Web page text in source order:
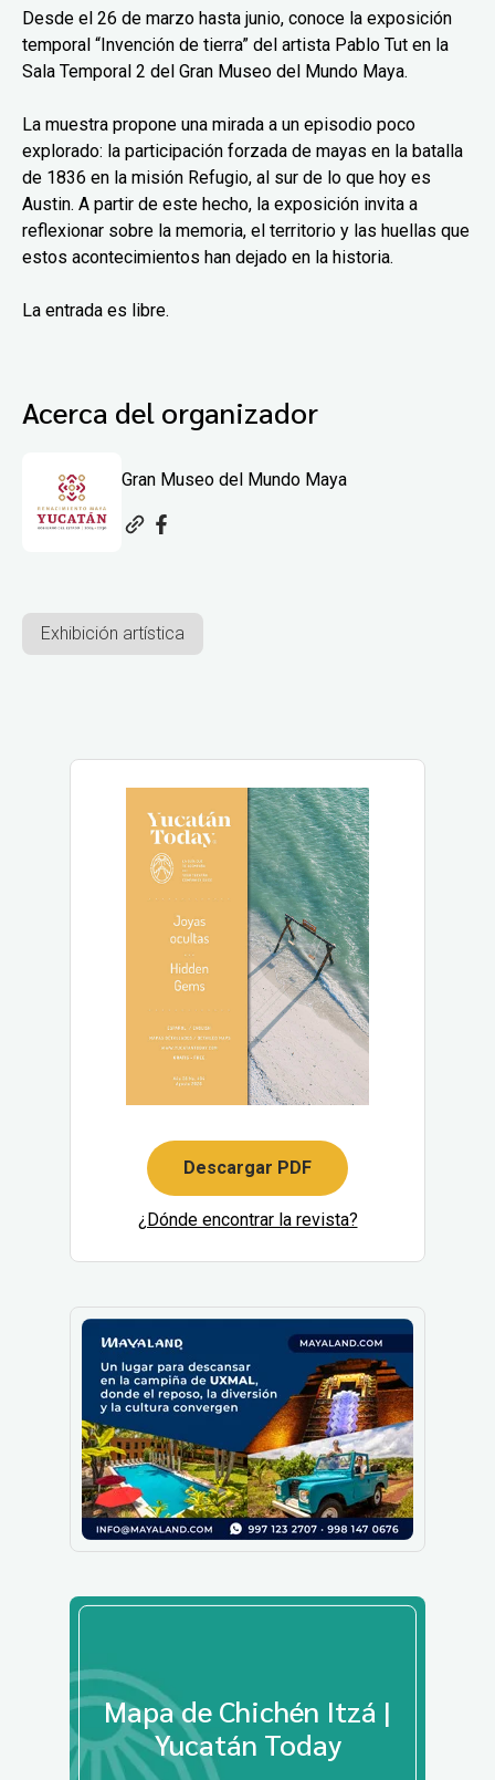
Desde el 26 de marzo hasta junio, conoce la exposición
temporal “Invención de tierra” del artista Pablo Tut en la
Sala Temporal 2 del Gran Museo del Mundo Maya.
La muestra propone una mirada a un episodio poco
explorado: la participación forzada de mayas en la batalla
de 1836 en la misión Refugio, al sur de lo que hoy es
Austin. A partir de este hecho, la exposición invita a
reflexionar sobre la memoria, el territorio y las huellas que
estos acontecimientos han dejado en la historia.
La entrada es libre.
Acerca del organizador
Gran Museo del Mundo Maya
Exhibición artística
Descargar PDF
¿Dónde encontrar la revista?
Mapa de Chichén Itzá |
Yucatán Today